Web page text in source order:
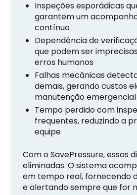
Inspeções esporádicas
garantem um
contínuo
Dependência de
que podem ser
erros humanos
Falhas mecânicas
demais, gerando custos
manutenção emergencial
Tempo perdido com
frequentes, reduzindo a
equipe
Com o SavePressure, essas
eliminadas. O sistema
em tempo real, fornecendo
e alertando sempre que for